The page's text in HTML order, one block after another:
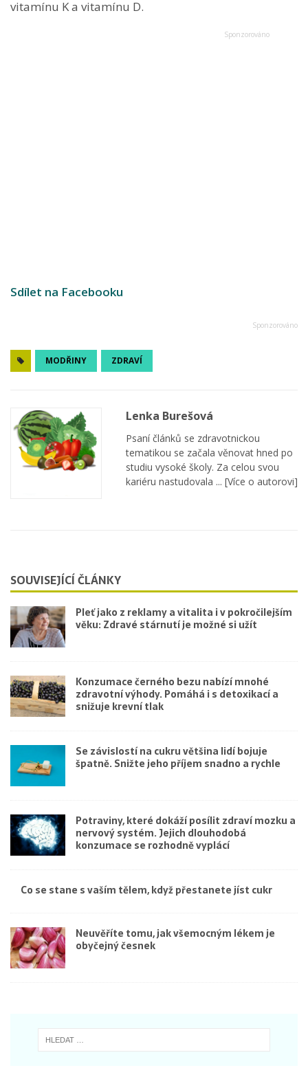
vitamínu K a vitamínu D.
Sdílet na Facebooku
MODŘINY ZDRAVÍ
Lenka Burešová
Psaní článků se zdravotnickou
tematikou se začala věnovat hned po
studiu vysoké školy. Za celou svou
kariéru nastudovala ... [Více o autorovi]
SOUVISEJÍCÍ ČLÁNKY
Pleť jako z reklamy a vitalita i v pokročilejším
věku: Zdravé stárnutí je možné si užít
Konzumace černého bezu nabízí mnohé
zdravotní výhody. Pomáhá i s detoxikací a
snižuje krevní tlak
Se závislostí na cukru většina lidí bojuje
špatně. Snižte jeho příjem snadno a rychle
Potraviny, které dokáží posílit zdraví mozku a
nervový systém. Jejich dlouhodobá
konzumace se rozhodně vyplácí
Co se stane s vaším tělem, když přestanete jíst cukr
Neuvěříte tomu, jak všemocným lékem je
obyčejný česnek